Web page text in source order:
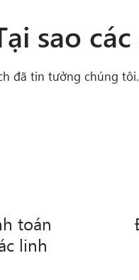
sao
đã tin tưởng chúng
toán
linh